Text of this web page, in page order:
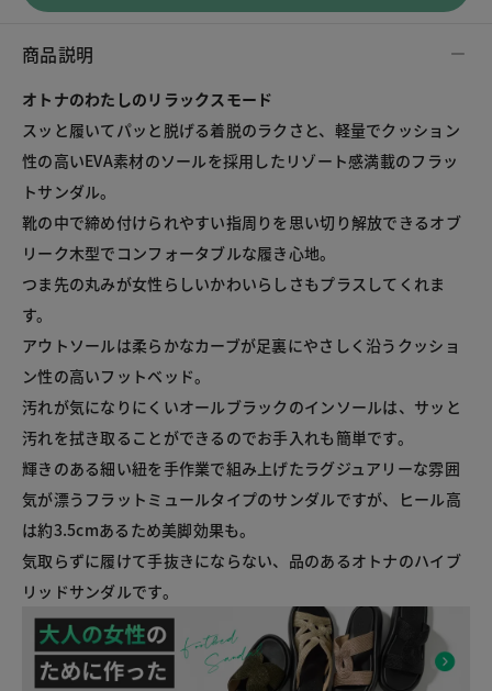
商品説明
オトナのわたしのリラックスモード
スッと履いてパッと脱げる着脱のラクさと、軽量でクッション
性の高いEVA素材のソールを採用したリゾート感満載のフラッ
トサンダル。
靴の中で締め付けられやすい指周りを思い切り解放できるオブ
リーク木型でコンフォータブルな履き心地。
つま先の丸みが女性らしいかわいらしさもプラスしてくれま
す。
アウトソールは柔らかなカーブが足裏にやさしく沿うクッショ
ン性の高いフットベッド。
汚れが気になりにくいオールブラックのインソールは、サッと
汚れを拭き取ることができるのでお手入れも簡単です。
輝きのある細い紐を手作業で組み上げたラグジュアリーな雰囲
気が漂うフラットミュールタイプのサンダルですが、ヒール高
は約3.5cmあるため美脚効果も。
気取らずに履けて手抜きにならない、品のあるオトナのハイブ